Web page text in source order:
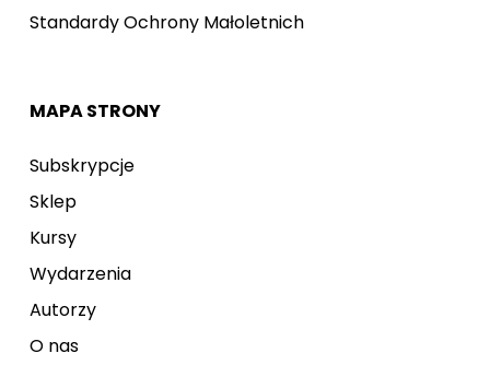
Standardy Ochrony Małoletnich
MAPA STRONY
Subskrypcje
Sklep
Kursy
Wydarzenia
Autorzy
O nas